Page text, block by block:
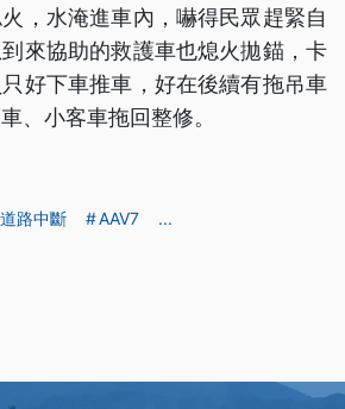
，水淹進車內，嚇得民眾趕緊自
來協助的救護車也熄火拋錨，卡
好下車推車，好在後續有拖吊車
、小客車拖回整修。
道路中斷 AAV7 ...